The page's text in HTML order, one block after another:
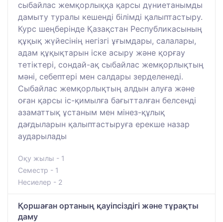
сыбайлас жемқорлыққа қарсы дүниетанымды
дамыту туралы кешенді білімді қалыптастыру.
Курс шеңберінде Қазақстан Республикасының
құқық жүйесінің негізгі ұғымдары, салалары,
адам құқықтарын іске асыру және қорғау
тетіктері, сондай-ақ сыбайлас жемқорлықтың
мәні, себептері мен салдары зерделенеді.
Сыбайлас жемқорлықтың алдын алуға және
оған қарсы іс-қимылға бағытталған белсенді
азаматтық ұстаным мен мінез-құлық
дағдыларын қалыптастыруға ерекше назар
аударылады
Оқу жылы - 1
Семестр - 1
Несиелер - 2
Қоршаған ортаның қауіпсіздігі және тұрақты
даму